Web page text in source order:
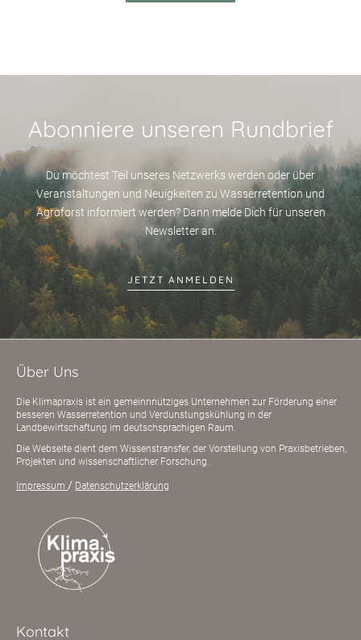
Abonniere unseren Rundbrief
Du möchtest Teil unseres Netzwerks werden oder über
Veranstaltungen und Neuigkeiten zu Wasserretention und
Agroforst informiert werden? Dann melde Dich für unseren
Newsletter an.
JETZT ANMELDEN
Über Uns
Die Klimapraxis ist ein gemeinnnütziges Unternehmen zur Förderung einer
besseren Wasserretention und Verdunstungskühlung in der
Landbewirtschaftung im deutschsprachigen Raum.
Die Webseite dient dem Wissenstransfer, der Vorstellung von Praxisbetrieben,
Projekten und wissenschaftlicher Forschung.
Impressum / Datenschutzerklärung
Kontakt